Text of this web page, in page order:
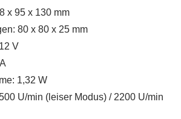
x 95 x 130 mm
80 x 80 x 25 mm
V
1,32 W
U/min (leiser Modus) / 2200 U/min